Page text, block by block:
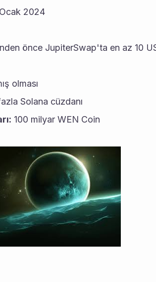
2024
önce JupiterSwap'ta en az 10
olması
Solana cüzdanı
100 milyar WEN Coin